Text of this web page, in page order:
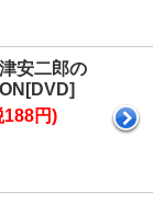
安二郎の
188円)